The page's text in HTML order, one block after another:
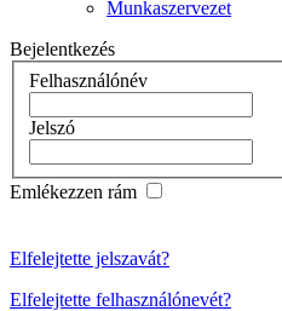
Munkaszervezet
Bejelentkezés
Felhasználónév
Jelszó
Emlékezzen rám
Elfelejtette jelszavát?
Elfelejtette felhasználónevét?